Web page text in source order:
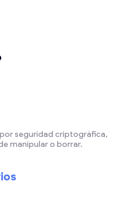
seguridad criptográfica,
manipular o borrar.